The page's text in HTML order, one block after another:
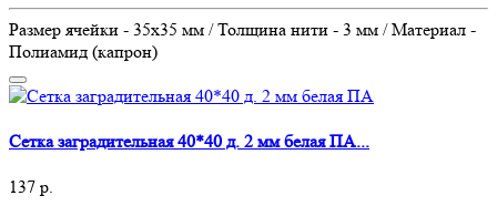
Размер ячейки - 35х35 мм / Толщина нити - 3 мм / Материал -
Полиамид (капрон)
Сетка заградительная 40*40 д. 2 мм белая ПА...
137 р.